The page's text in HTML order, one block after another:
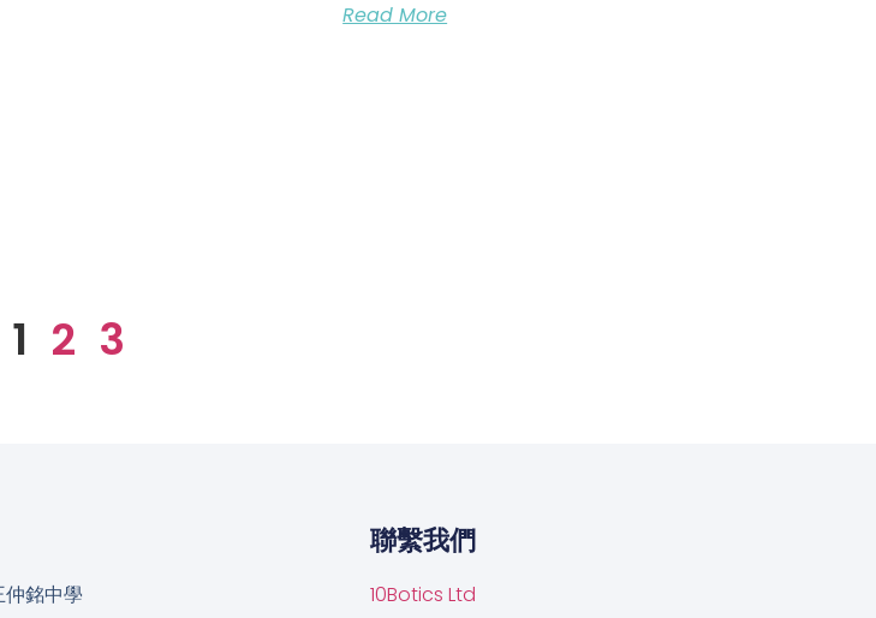
Read More
1 2 3
銘中學
聯繫我們
10Botics Ltd